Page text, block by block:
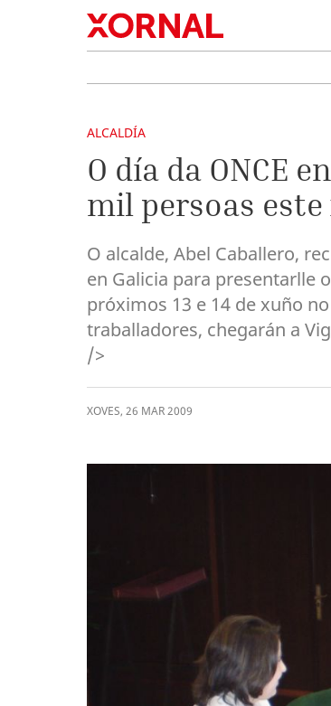
ALCALDÍA
O día da ONCE
mil persoas
O alcalde, Abel Caballero,
en Galicia para presentarlle
próximos 13 e 14 de xuño
traballadores, chegarán a
/>
XOVES, 26 MAR2009